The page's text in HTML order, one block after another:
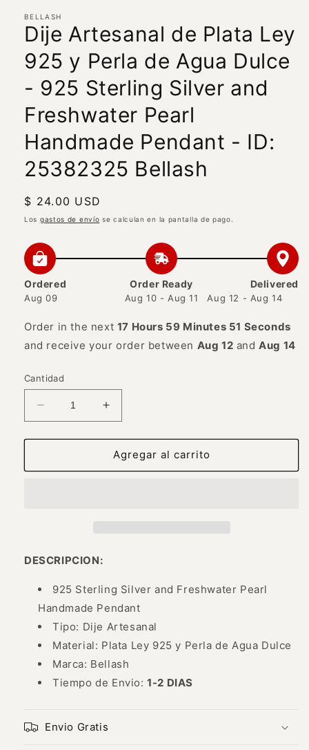
1
en
una
ventana
modal
BELLASH
Dije Artesanal de Plata Ley
925 y Perla de Agua Dulce
- 925 Sterling Silver and
Freshwater Pearl
Handmade Pendant - ID:
25382325 Bellash
Precio
habitual
$ 24.00 USD
Los gastos de envío se calculan en la pantalla de pago.
Ordered
Aug 09
Order Ready
Aug 10 - Aug 11
Delivered
Aug 12 - Aug 14
Order in the next 17 Hours 59 Minutes 51 Seconds
and receive your order between Aug 12 andAug 14
Cantidad
Reducir
cantidad
para
Artesanal
Perla
Agua
-
925
Sterling
Silver
and
Freshwater
Pendant
Aumentar
cantidad
para
Dije
Artesanal
Agua
Dulce
-
925
Sterling
Silver
and
Freshwater
Pendant
Agregar al carrito
DESCRIPCION:
925 Sterling Silver and Freshwater Pearl
Handmade Pendant
Tipo: Dije Artesanal
Material: Plata Ley 925 y Perla de Agua Dulce
Marca: Bellash
Tiempo de Envio:1-2 DIAS
Envio Gratis